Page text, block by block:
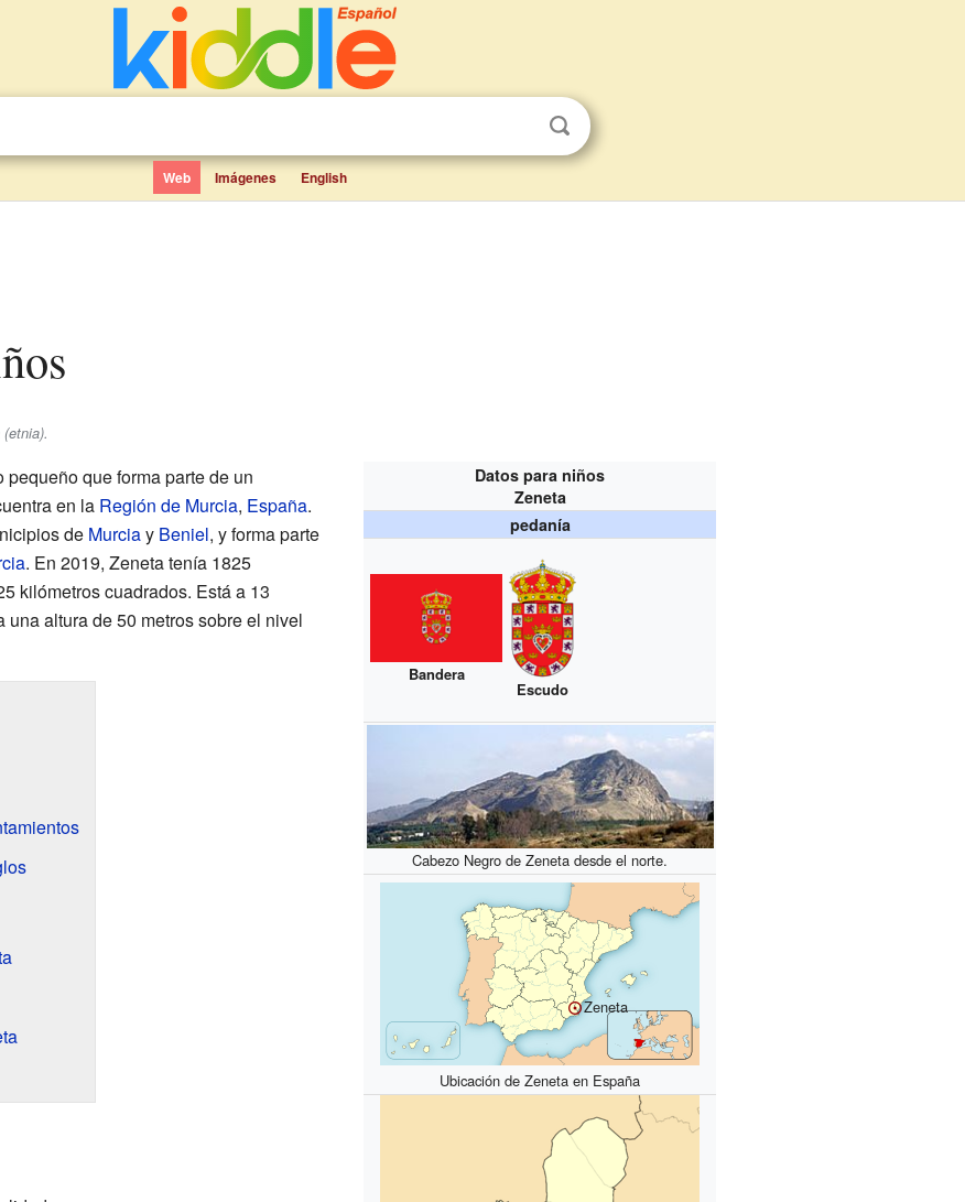
Web Imágenes English
Datos para niños
Zeneta
pedanía
Bandera
Escudo
Cabezo Negro de Zeneta desde el norte.
Zeneta
Ubicación de Zeneta en España
que forma parte de un
en la Región de Murcia, España.
de Murciay Beniel, y forma parte
. En 2019, Zeneta tenía 1825
kilómetros cuadrados. Está a 13
altura de 50 metros sobre el nivel